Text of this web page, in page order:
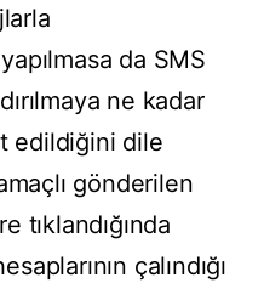
da SMS
ne kadar
edildiğini dile
gönderilen
tıklandığında
çalındığı